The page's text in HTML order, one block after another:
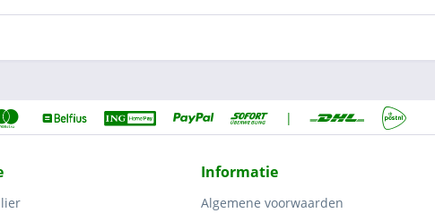
|
Informatie
Algemene voorwaarden